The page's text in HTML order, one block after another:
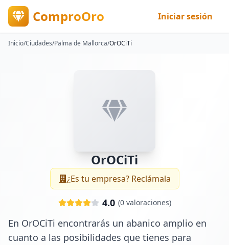
ComproOro Iniciar sesión
Inicio/Ciudades/Palma de Mallorca/OrOCiTi
OrOCiTi
¿Es tu empresa? Reclámala
4.0 (0valoraciones)
En OrOCiTi encontrarás un abanico amplio en
cuanto a las posibilidades que tienes para